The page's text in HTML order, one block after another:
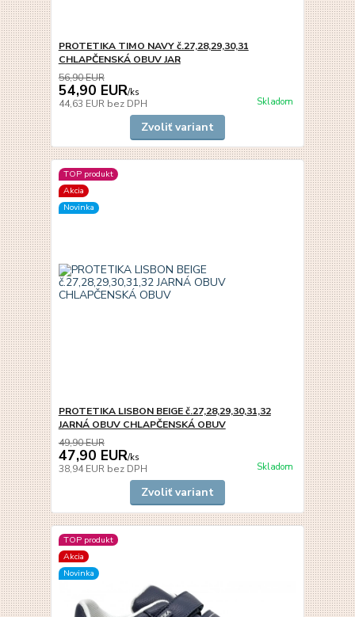
PROTETIKA TIMO NAVY č.27,28,29,30,31
CHLAPČENSKÁ OBUV JAR
56,90 EUR
54,90 EUR/ks
44,63 EUR bez DPH Skladom
Zvoliť variant
TOP produkt
Akcia
Novinka
PROTETIKA LISBON BEIGE č.27,28,29,30,31,32
JARNÁ OBUV CHLAPČENSKÁ OBUV
49,90 EUR
47,90 EUR/ks
38,94 EUR bez DPH Skladom
Zvoliť variant
TOP produkt
Akcia
Novinka